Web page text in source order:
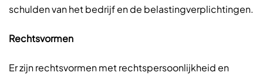
schulden van het bedrijf en de belastingverplichtingen.
Rechtsvormen
Er zijn rechtsvormen met rechtspersoonlijkheid en